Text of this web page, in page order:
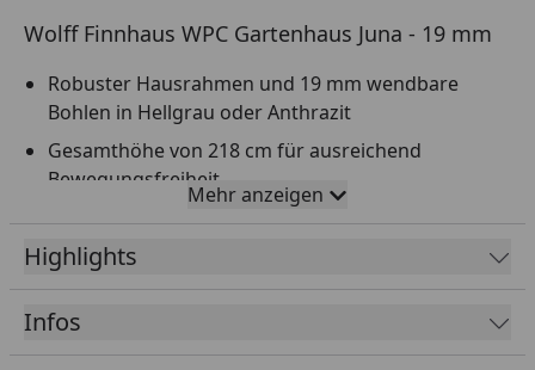
Wolff Finnhaus WPC Gartenhaus Juna - 19 mm
Robuster Hausrahmen und 19 mm wendbare
Bohlen in Hellgrau oder Anthrazit
Gesamthöhe von 218 cm für ausreichend
Bewegungsfreiheit
Großes Durchgangsmaß (130 × 189,5 cm) für
einfaches Ein- und Ausladen
Zweigeteilte Tür für flexibles Handling
Edelstahl-Beschläge und Türschließer für
langlebige Qualität
Mehr anzeigen
Highlights
Infos